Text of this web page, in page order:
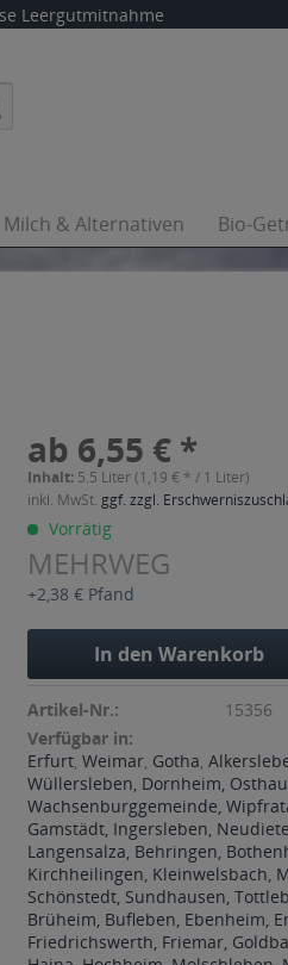
Leergutmitnahme
Milch & Alternativen Bio-
ab 6,55 € *
Inhalt: 5.5 Liter (1,19 € * / 1 Liter)
inkl. MwSt. ggf. zzgl.
Vorrätig
MEHRWEG
+2,38 € Pfand
In den Warenkorb
Artikel-Nr.:
15356
Verfügbar in:
Erfurt,Weimar, Gotha,
Wüllersleben, Dornheim,
Wachsenburggemeinde,
Gamstädt, Ingersleben,
Langensalza, Behringen,
Kirchheilingen, Kleinwelsbach,
Schönstedt, Sundhausen,
Brüheim, Bufleben, Ebenheim,
Friedrichswerth, Friemar,